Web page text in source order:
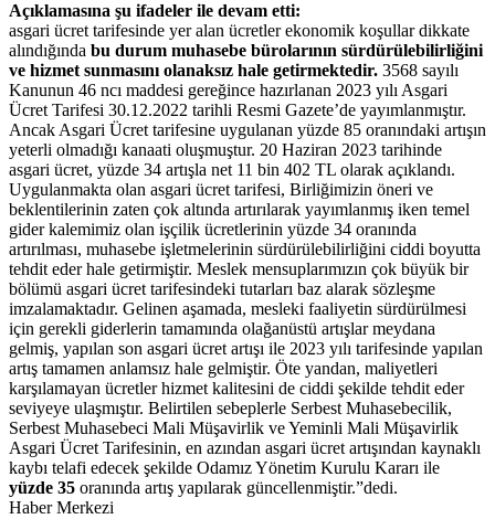
Açıklamasına şu ifadeler ile devam etti:
asgari ücret tarifesinde yer alan ücretler ekonomik koşullar dikkate
alındığında bu durum muhasebe bürolarının sürdürülebilirliğini
ve hizmet sunmasını olanaksız hale getirmektedir. 3568 sayılı
Kanunun 46 ncı maddesi gereğince hazırlanan 2023 yılı Asgari
Ücret Tarifesi 30.12.2022 tarihli Resmi Gazete’de yayımlanmıştır.
Ancak Asgari Ücret tarifesine uygulanan yüzde 85 oranındaki artışın
yeterli olmadığı kanaati oluşmuştur. 20 Haziran 2023 tarihinde
asgari ücret, yüzde 34 artışla net 11 bin 402 TL olarak açıklandı.
Uygulanmakta olan asgari ücret tarifesi, Birliğimizin öneri ve
beklentilerinin zaten çok altında artırılarak yayımlanmış iken temel
gider kalemimiz olan işçilik ücretlerinin yüzde 34 oranında
artırılması, muhasebe işletmelerinin sürdürülebilirliğini ciddi boyutta
tehdit eder hale getirmiştir. Meslek mensuplarımızın çok büyük bir
bölümü asgari ücret tarifesindeki tutarları baz alarak sözleşme
imzalamaktadır. Gelinen aşamada, mesleki faaliyetin sürdürülmesi
için gerekli giderlerin tamamında olağanüstü artışlar meydana
gelmiş, yapılan son asgari ücret artışı ile 2023 yılı tarifesinde yapılan
artış tamamen anlamsız hale gelmiştir. Öte yandan, maliyetleri
karşılamayan ücretler hizmet kalitesini de ciddi şekilde tehdit eder
seviyeye ulaşmıştır. Belirtilen sebeplerle Serbest Muhasebecilik,
Serbest Muhasebeci Mali Müşavirlik ve Yeminli Mali Müşavirlik
Asgari Ücret Tarifesinin, en azından asgari ücret artışından kaynaklı
kaybı telafi edecek şekilde Odamız Yönetim Kurulu Kararı ile
yüzde 35 oranında artış yapılarak güncellenmiştir.”dedi.
Haber Merkezi